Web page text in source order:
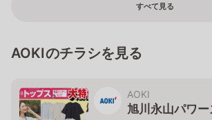
すべて見る
AOKIのチラシを見る
AOKI
旭川永山パワ